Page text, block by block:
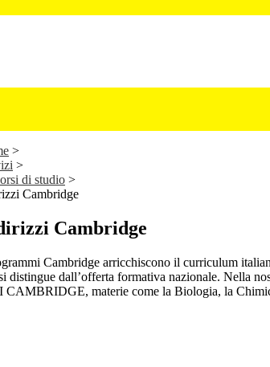
>
>
di studio >
Cambridge
Cambridge
Cambridge arricchiscono il curriculum
distingue dall’offerta formativa nazionale. Nella
materie come la Biologia, la